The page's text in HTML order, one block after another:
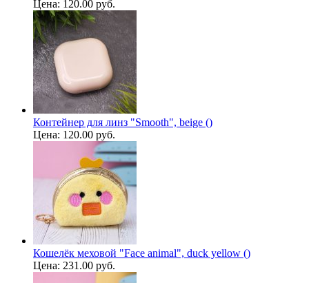
Цена: 120.00 руб.
Контейнер для линз "Smooth", beige ()
Цена: 120.00 руб.
Кошелёк меховой "Face animal", duck yellow ()
Цена: 231.00 руб.